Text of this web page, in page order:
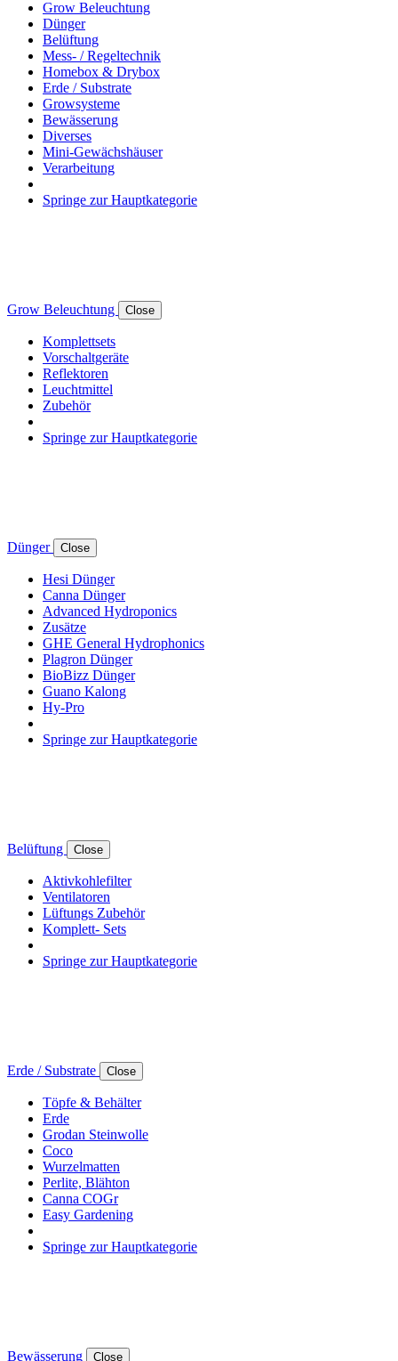
Grow Beleuchtung
Dünger
Belüftung
Mess- / Regeltechnik
Homebox & Drybox
Erde / Substrate
Growsysteme
Bewässerung
Diverses
Mini-Gewächshäuser
Verarbeitung
Springe zur Hauptkategorie
Grow Beleuchtung Close
Komplettsets
Vorschaltgeräte
Reflektoren
Leuchtmittel
Zubehör
Springe zur Hauptkategorie
Dünger Close
Hesi Dünger
Canna Dünger
Advanced Hydroponics
Zusätze
GHE General Hydrophonics
Plagron Dünger
BioBizz Dünger
Guano Kalong
Hy-Pro
Springe zur Hauptkategorie
Belüftung Close
Aktivkohlefilter
Ventilatoren
Lüftungs Zubehör
Komplett- Sets
Springe zur Hauptkategorie
Erde / Substrate Close
Töpfe & Behälter
Erde
Grodan Steinwolle
Coco
Wurzelmatten
Perlite, Blähton
Canna COGr
Easy Gardening
Springe zur Hauptkategorie
Bewässerung Close